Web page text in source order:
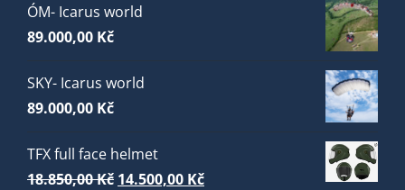
ÓM- Icarus world
89.000,00 Kč
SKY- Icarus world
89.000,00 Kč
TFX full face helmet
18.850,00Kč Původní
14.500,00 KčAktuální